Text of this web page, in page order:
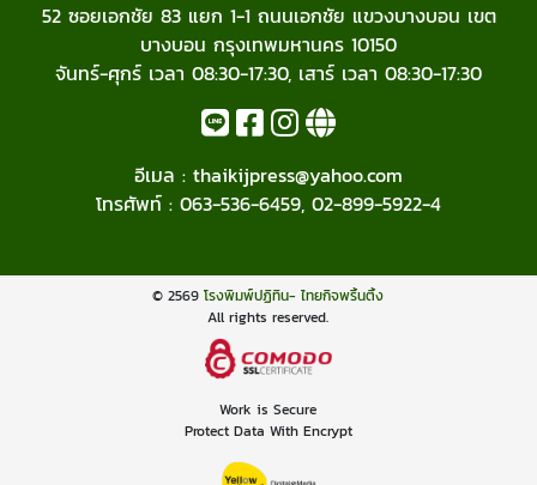
52 ซอยเอกชัย 83 แยก 1-1 ถนนเอกชัย แขวงบางบอน เขต
บางบอน กรุงเทพมหานคร 10150
จันทร์-ศุกร์ เวลา 08:30-17:30, เสาร์ เวลา 08:30-17:30
อีเมล : thaikijpress@yahoo.com
โทรศัพท์ : 063-536-6459, 02-899-5922-4
© 2569โรงพิมพ์ปฏิทิน- ไทยกิจพริ้นติ้ง
All rights reserved.
Work is Secure
Protect Data With Encrypt